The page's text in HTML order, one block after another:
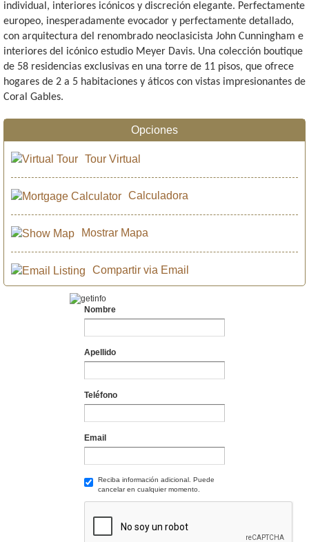
individual, interiores icónicos y discreción elegante. Perfectamente
europeo, inesperadamente evocador y perfectamente detallado,
con arquitectura del renombrado neoclasicista John Cunningham e
interiores del icónico estudio Meyer Davis. Una colección boutique
de 58 residencias exclusivas en una torre de 11 pisos, que ofrece
hogares de 2 a 5 habitaciones y áticos con vistas impresionantes de
Coral Gables.
Opciones
Tour Virtual
Calculadora
Mostrar Mapa
Compartir via Email
Nombre
Apellido
Teléfono
Email
Reciba información adicional. Puede
cancelar en cualquier momento.